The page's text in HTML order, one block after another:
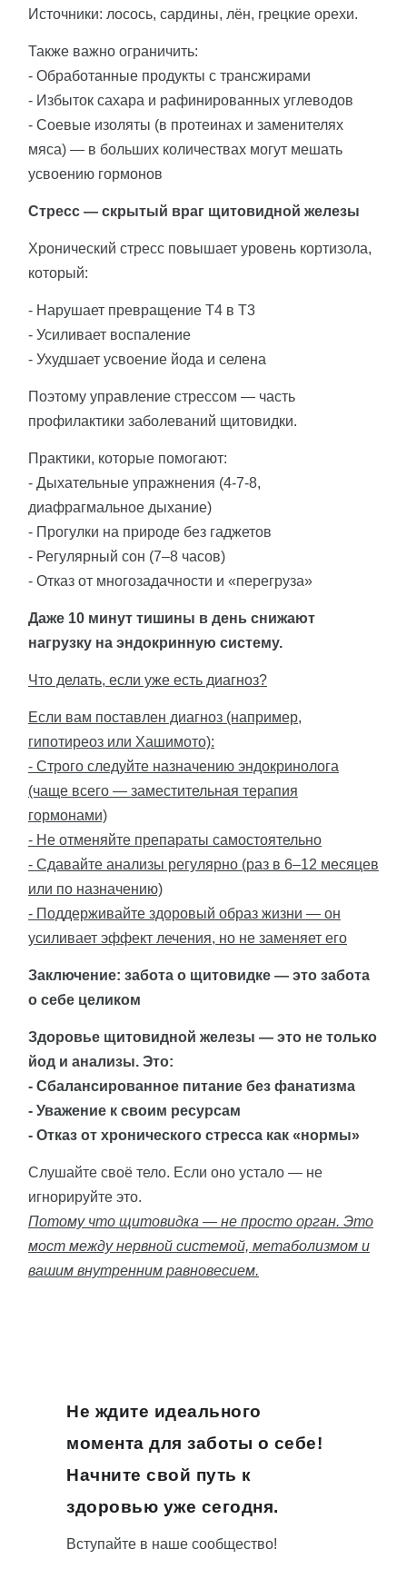
Источники: лосось, сардины, лён, грецкие орехи.
Также важно ограничить:
- Обработанные продукты с трансжирами
- Избыток сахара и рафинированных углеводов
- Соевые изоляты (в протеинах и заменителях
мяса) — в больших количествах могут мешать
усвоению гормонов
Стресс — скрытый враг щитовидной железы
Хронический стресс повышает уровень кортизола,
который:
- Нарушает превращение Т4 в Т3
- Усиливает воспаление
- Ухудшает усвоение йода и селена
Поэтому управление стрессом — часть
профилактики заболеваний щитовидки.
Практики, которые помогают:
- Дыхательные упражнения (4-7-8,
диафрагмальное дыхание)
- Прогулки на природе без гаджетов
- Регулярный сон (7–8 часов)
- Отказ от многозадачности и «перегруза»
Даже 10 минут тишины в день снижают
нагрузку на эндокринную систему.
Что делать, если уже есть диагноз?
Если вам поставлен диагноз (например,
гипотиреоз или Хашимото):
- Строго следуйте назначению эндокринолога
(чаще всего — заместительная терапия
гормонами)
- Не отменяйте препараты самостоятельно
- Сдавайте анализы регулярно (раз в 6–12 месяцев
или по назначению)
- Поддерживайте здоровый образ жизни — он
усиливает эффект лечения, но не заменяет его
Заключение: забота о щитовидке — это забота
о себе целиком
Здоровье щитовидной железы — это не только
йод и анализы. Это:
- Сбалансированное питание без фанатизма
- Уважение к своим ресурсам
- Отказ от хронического стресса как «нормы»
Слушайте своё тело. Если оно устало — не
игнорируйте это.
Потому что щитовидка — не просто орган. Это
мост между нервной системой, метаболизмом и
вашим внутренним равновесием.
Не ждите идеального
момента для заботы о себе!
Начните свой путь к
здоровью уже сегодня.
Вступайте в наше сообщество!